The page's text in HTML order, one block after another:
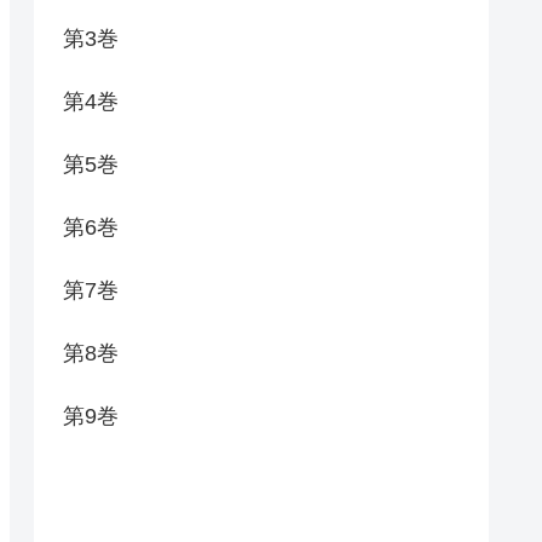
第3巻
第4巻
第5巻
第6巻
第7巻
第8巻
第9巻